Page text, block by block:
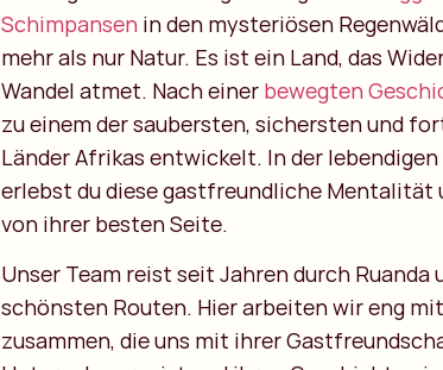
Schimpansen in den mysteriösen
mehr als nur Natur. Es ist ein Land, das
Wandel atmet. Nach einer bewegten
zu einem der saubersten, sichersten und
Länder Afrikas entwickelt. In der
erlebst du diese gastfreundliche Mentalität
von ihrer besten Seite.
Unser Team reist seit Jahren durch Ruanda
schönsten Routen. Hier arbeiten wir eng
zusammen, die uns mit ihrer